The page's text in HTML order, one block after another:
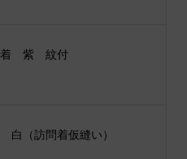
着 紫 紋付
白（訪問着仮縫い）